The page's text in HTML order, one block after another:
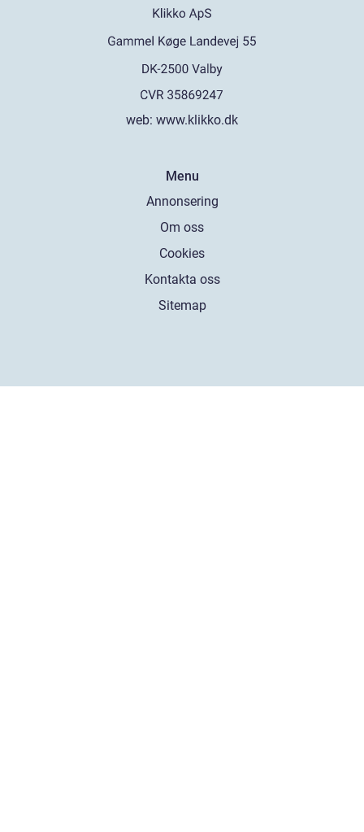
web: www.klikko.dk
Menu
Annonsering
Om oss
Cookies
Kontakta oss
Sitemap